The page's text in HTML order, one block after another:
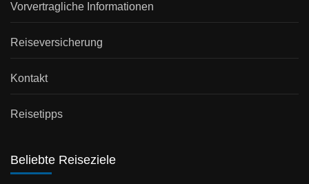
Vorvertragliche Informationen
Reiseversicherung
Kontakt
Reisetipps
Beliebte Reiseziele